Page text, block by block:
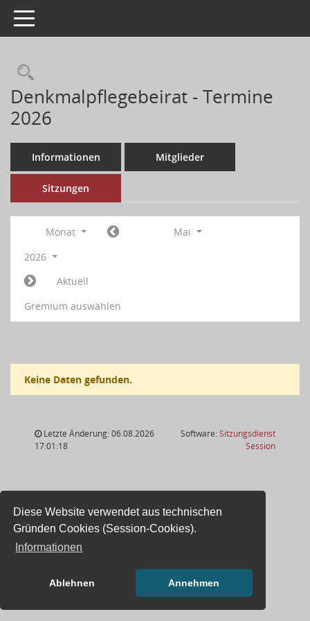
Diese Website verwendet aus technischen
Gründen Cookies (Session-Cookies).
Informationen
Ablehnen Annehmen
Toggle navigation
Denkmalpflegebeirat - Termine
2026
Informationen Mitglieder
Sitzungen
Monat
Mai
2026
Aktuell
Gremium auswählen
Keine Daten gefunden.
Letzte Änderung: 06.08.2026
17:01:18
Software:Sitzungsdienst
Session(Wird in